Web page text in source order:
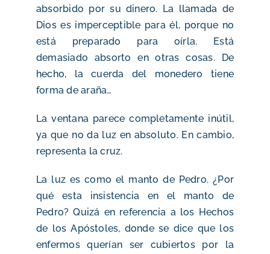
absorbido por su dinero. La llamada de
Dios es imperceptible para él, porque no
está preparado para oírla. Está
demasiado absorto en otras cosas. De
hecho, la cuerda del monedero tiene
forma de araña…
La ventana parece completamente inútil,
ya que no da luz en absoluto. En cambio,
representa la cruz.
La luz es como el manto de Pedro. ¿Por
qué esta insistencia en el manto de
Pedro? Quizá en referencia a los Hechos
de los Apóstoles, donde se dice que los
enfermos querían ser cubiertos por la